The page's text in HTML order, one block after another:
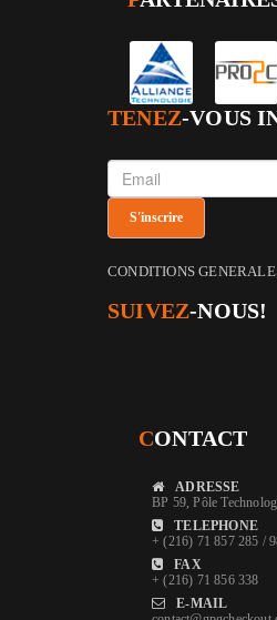
TENEZ-VOUS
CONDITIONS
SUIVEZ-NOUS!
CONTACT
ADRESSE
BP 59, Pôle
TELEPHONE
+ (216) 71 857 285 /
FAX
+ (216) 71 856 338
E-MAIL